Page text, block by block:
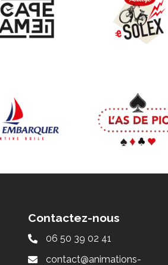
Contactez-nous
06 50 39 02 41
contact@animations-